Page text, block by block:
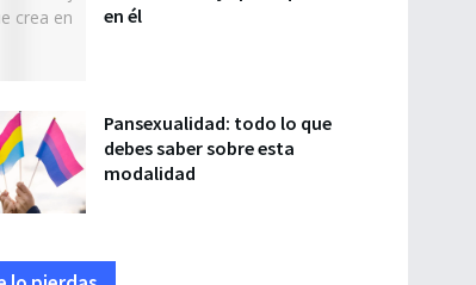
en él
Pansexualidad: todo lo que
debes saber sobre esta
modalidad